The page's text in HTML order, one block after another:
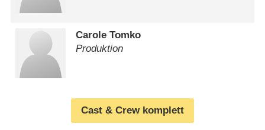
Carole Tomko
Produktion
Cast & Crew komplett